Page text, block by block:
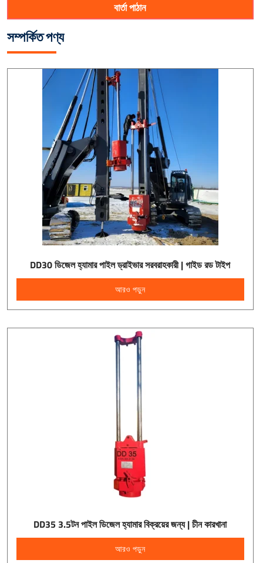
বার্তা পাঠান
সম্পর্কিত পণ্য
DD30 ডিজেল হ্যামার পাইল ড্রাইভার সরবরাহকারী | গাইড রড টাইপ
আরও পড়ুন
DD35 3.5টন পাইল ডিজেল হ্যামার বিক্রয়ের জন্য | চীন কারখানা
আরও পড়ুন